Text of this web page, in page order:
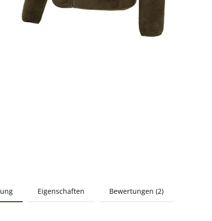
Eigenschaften Bewertungen (2)